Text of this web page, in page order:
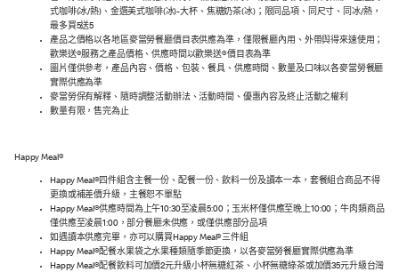
式咖啡(冰/熱)、金選美式咖啡(冰)-大杯、焦糖奶茶(冰)；限同品項、同尺寸、同冰/熱，
最多買5送5
產品之價格以各地區麥當勞餐廳價目表供應為準，僅限餐廳內用、外帶與得來速使用；
歡樂送®服務之產品價格、供應時間以歡樂送®價目表為準
圖片僅供參考，產品內容、價格、包裝、餐具、供應時間、數量及口味以各麥當勞餐廳
實際供應為準
麥當勞保有解釋、隨時調整活動辦法、活動時間、優惠內容及終止活動之權利
數量有限，售完為止
Happy Meal®
Happy Meal®四件組含主餐一份、配餐一份、飲料一份及讀本一本，套餐組合商品不得
更換或補差價升級，主餐恕不單點
Happy Meal®供應時間為上午10:30至凌晨5:00；玉米杯僅供應至晚上10:00；牛肉類商品
僅供應至凌晨1:00，部分餐廳未供應，或僅供應部分品項
如遇讀本供應完畢，亦可以購買Happy Meal®三件組
Happy Meal®配餐水果袋之水果種類隨季節更換，以各麥當勞餐廳實際供應為準
Happy Meal®配餐飲料可加價2元升級小杯無糖紅茶、小杯無糖綠茶或加價35元升級台灣